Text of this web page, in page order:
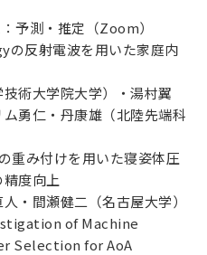
予測・推定（Zoom）
反射電波を用いた家庭内
術大学院大学）・湯村翼
ム勇仁・丹康雄（北陸先端科
重み付けを用いた寝姿体圧
度向上
・間瀬健二（名古屋大学）
of Machine
Selection for AoA